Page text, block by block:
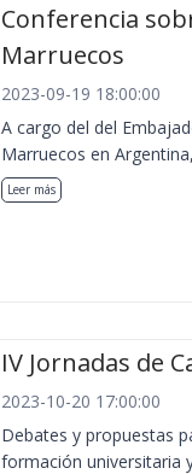
Conferencia
Marruecos
2023-09-19 18:00:00
A cargo del del
Marruecos en
Leer más
IV Jornadas de
2023-10-20 17:00:00
Debates y propuestas
formación universitaria